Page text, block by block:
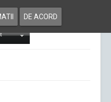
DE ACORD